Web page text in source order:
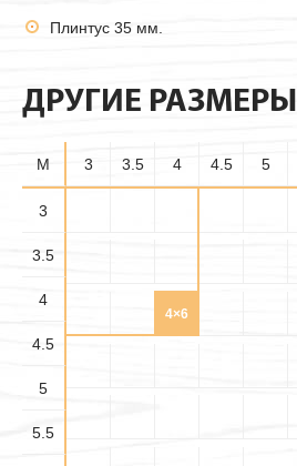
Плинтус 35 мм.
ДРУГИЕ РАЗМЕРЫ
M 3 3.5 4 4.5 5
3
3.5
4
4.5
5
5.5
4×6